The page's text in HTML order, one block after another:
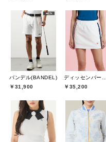
バンデル(BANDEL)
￥31,900
￥35,200